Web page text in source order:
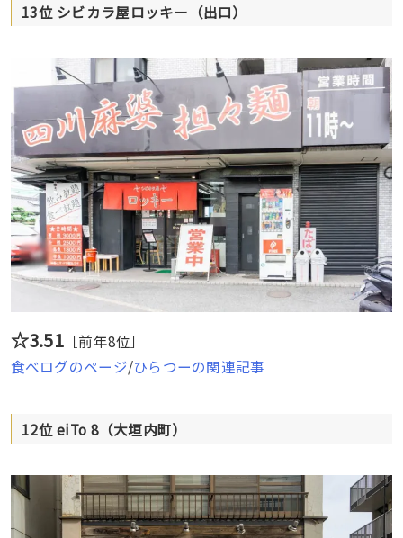
13位 シビカラ屋ロッキー（出口）
☆3.51 ［前年8位］
食べログのページ/ひらつーの関連記事
12位 eiTo 8（大垣内町）